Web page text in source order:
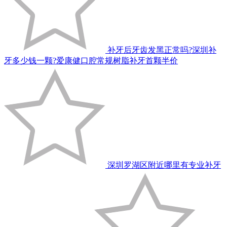
补牙后牙齿发黑正常吗?深圳补
牙多少钱一颗?爱康健口腔常规树脂补牙首颗半价
深圳罗湖区附近哪里有专业补牙